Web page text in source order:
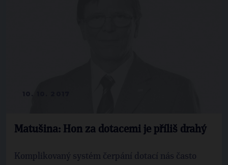
Matušina: Hon za dotacemi je příliš drahý
Komplikovaný systém čerpání dotací nás často